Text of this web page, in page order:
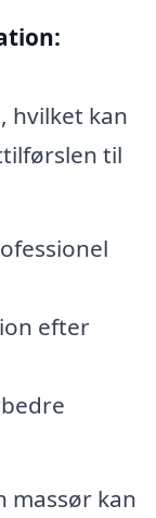
hvilket kan
til
efter
massør kan